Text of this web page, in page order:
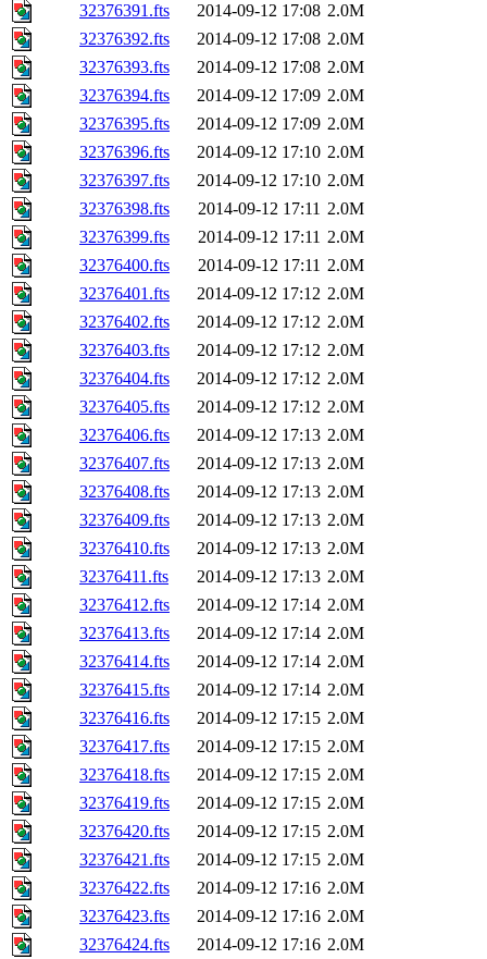
32376391.fts
2014-09-12 17:08 2.0M
32376392.fts
2014-09-12 17:08 2.0M
32376393.fts
2014-09-12 17:08 2.0M
32376394.fts
2014-09-12 17:09 2.0M
32376395.fts
2014-09-12 17:09 2.0M
32376396.fts
2014-09-12 17:10 2.0M
32376397.fts
2014-09-12 17:10 2.0M
32376398.fts
2014-09-12 17:11 2.0M
32376399.fts
2014-09-12 17:11 2.0M
32376400.fts
2014-09-12 17:11 2.0M
32376401.fts
2014-09-12 17:12 2.0M
32376402.fts
2014-09-12 17:12 2.0M
32376403.fts
2014-09-12 17:12 2.0M
32376404.fts
2014-09-12 17:12 2.0M
32376405.fts
2014-09-12 17:12 2.0M
32376406.fts
2014-09-12 17:13 2.0M
32376407.fts
2014-09-12 17:13 2.0M
32376408.fts
2014-09-12 17:13 2.0M
32376409.fts
2014-09-12 17:13 2.0M
32376410.fts
2014-09-12 17:13 2.0M
32376411.fts
2014-09-12 17:13 2.0M
32376412.fts
2014-09-12 17:14 2.0M
32376413.fts
2014-09-12 17:14 2.0M
32376414.fts
2014-09-12 17:14 2.0M
32376415.fts
2014-09-12 17:14 2.0M
32376416.fts
2014-09-12 17:15 2.0M
32376417.fts
2014-09-12 17:15 2.0M
32376418.fts
2014-09-12 17:15 2.0M
32376419.fts
2014-09-12 17:15 2.0M
32376420.fts
2014-09-12 17:15 2.0M
32376421.fts
2014-09-12 17:15 2.0M
32376422.fts
2014-09-12 17:16 2.0M
32376423.fts
2014-09-12 17:16 2.0M
32376424.fts
2014-09-12 17:16 2.0M